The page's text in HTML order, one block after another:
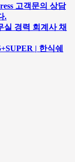
고객문의 상담
.
실 경력 회계사 채
| 한식쉐